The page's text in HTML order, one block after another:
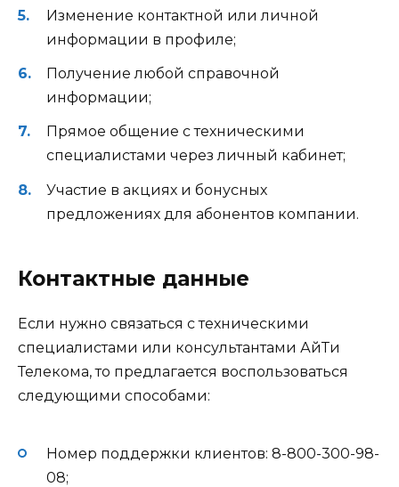
Изменение контактной или личной
информации в профиле;
Получение любой справочной
информации;
Прямое общение с техническими
специалистами через личный кабинет;
Участие в акциях и бонусных
предложениях для абонентов компании.
Контактные данные
Если нужно связаться с техническими
специалистами или консультантами АйТи
Телекома, то предлагается воспользоваться
следующими способами:
Номер поддержки клиентов: 8-800-300-98-
08;